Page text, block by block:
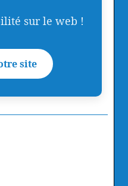
sur le web !
site